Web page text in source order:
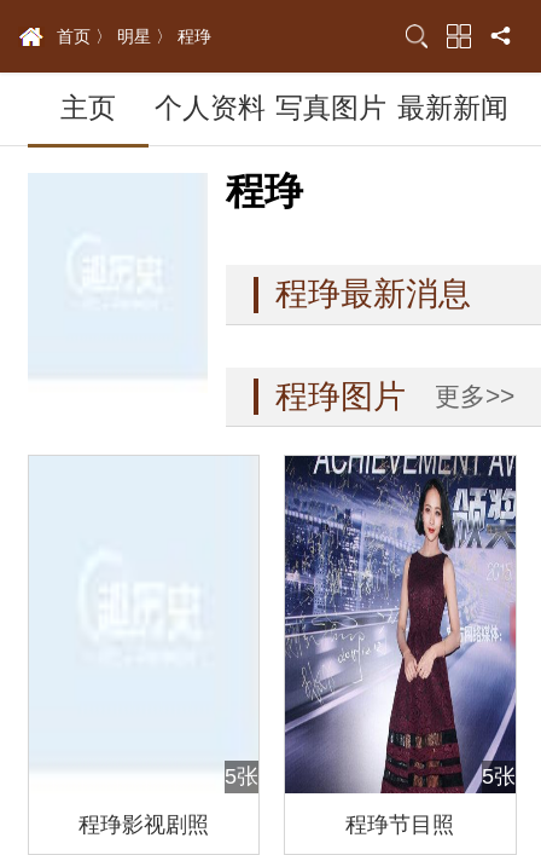
首页 〉 明星 〉 程琤
主页 个人资料 写真图片 最新新闻
程琤
程琤最新消息
程琤图片 更多>>
5张
程琤影视剧照
5张
程琤节目照